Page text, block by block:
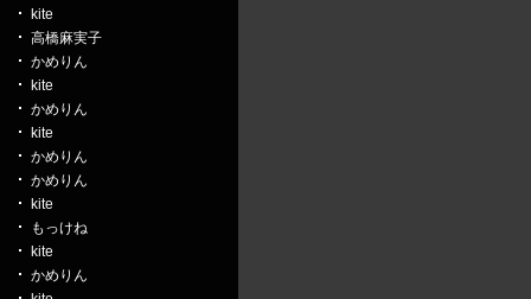
kite
高橋麻実子
かめりん
kite
かめりん
kite
かめりん
かめりん
kite
もっけね
kite
かめりん